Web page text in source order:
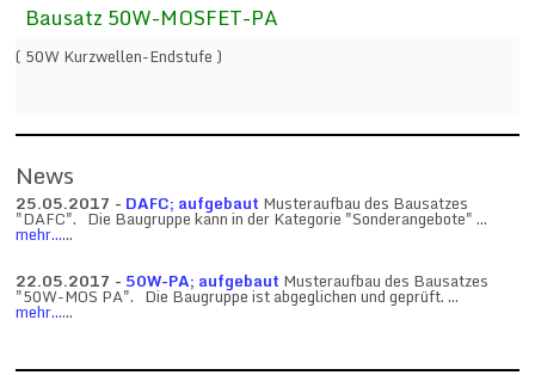
Bausatz 50W-MOSFET-PA
( 50W Kurzwellen-Endstufe )
News
25.05.2017 - DAFC; aufgebaut Musteraufbau des Bausatzes
"DAFC". Die Baugruppe kann in der Kategorie "Sonderangebote" ...
mehr......
22.05.2017 - 50W-PA; aufgebaut Musteraufbau des Bausatzes
"50W-MOS PA". Die Baugruppe ist abgeglichen und geprüft. ...
mehr......